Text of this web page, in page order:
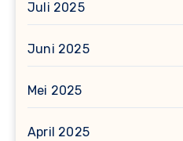
Juli 2025
Juni 2025
Mei 2025
April 2025